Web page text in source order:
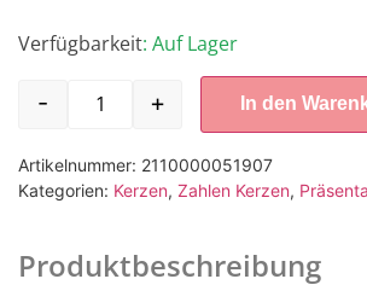
Verfügbarkeit: Auf Lager
- + In den
Artikelnummer: 2110000051907
Kategorien: Kerzen, Zahlen Kerzen,
Produktbeschreibung